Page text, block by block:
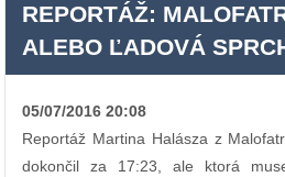
REPORTÁŽ:
ALEBO ĽADOVÁ
05/07/2016 20:08
Reportáž Martina Halásza z
dokončil za 17:23, ale ktorá